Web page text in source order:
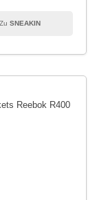
SNEAKIN